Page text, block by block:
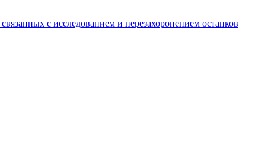
с исследованием и перезахоронением останков